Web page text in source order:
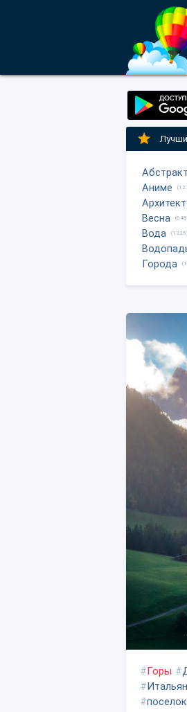
Аниме
Весна
Вода (1335)
Города
#Горы #
#
#поселок